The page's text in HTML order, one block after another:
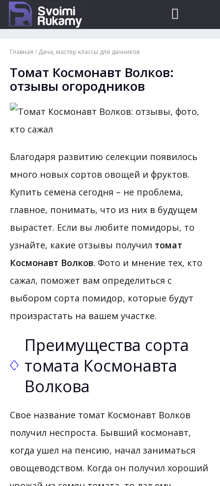
Главная / Дача, мастер классы для дачников
Томат Космонавт Волков:
отзывы огородников
Благодаря развитию селекции появилось
много новых сортов овощей и фруктов.
Купить семена сегодня – не проблема,
главное, понимать, что из них в будущем
вырастет. Если вы любите помидоры, то
узнайте, какие отзывы получил томат
Космонавт Волков. Фото и мнение тех, кто
сажал, поможет вам определиться с
выбором сорта помидор, которые будут
произрастать на вашем участке.
Преимущества сорта
томата Космонавта
Волкова
Свое название томат Космонавт Волков
получил неспроста. Бывший космонавт,
когда ушел на пенсию, начал заниматься
овощеводством. Когда он получил хороший